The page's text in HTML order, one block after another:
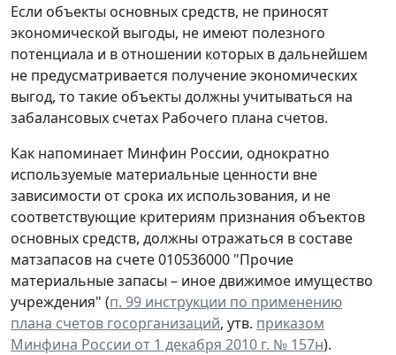
Если объекты основных средств, не приносят
экономической выгоды, не имеют полезного
потенциала и в отношении которых в дальнейшем
не предусматривается получение экономических
выгод, то такие объекты должны учитываться на
забалансовых счетах Рабочего плана счетов.
Как напоминает Минфин России, однократно
используемые материальные ценности вне
зависимости от срока их использования, и не
соответствующие критериям признания объектов
основных средств, должны отражаться в составе
матзапасов на счете 010536000 "Прочие
материальные запасы – иное движимое имущество
учреждения" (п. 99 инструкции по применению
плана счетов госорганизаций, утв. приказом
Минфина России от 1 декабря 2010 г. № 157н).